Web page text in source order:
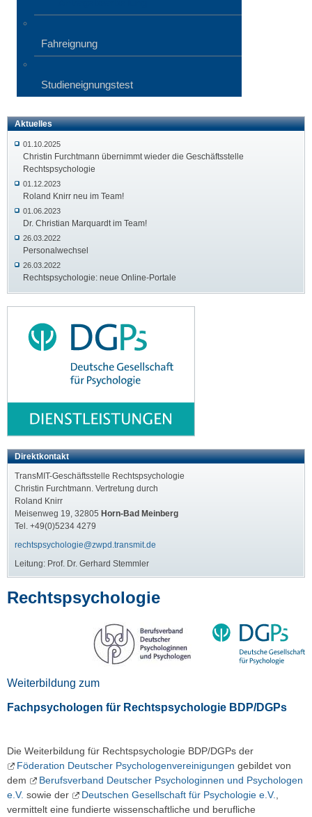
Fahreignung
Studieneignungstest
Aktuelles
01.10.2025
Christin Furchtmann übernimmt wieder die Geschäftsstelle
Rechtspsychologie
01.12.2023
Roland Knirr neu im Team!
01.06.2023
Dr. Christian Marquardt im Team!
26.03.2022
Personalwechsel
26.03.2022
Rechtspsychologie: neue Online-Portale
Direktkontakt
TransMIT-Geschäfts­stelle Rechts­psychologie
Christin Furchtmann. Vertretung durch
Roland Knirr
Meisenweg 19, 32805 Horn-Bad Meinberg
Tel. +49(0)5234 4279
rechtspsychologie@zwpd.transmit.de
Leitung: Prof. Dr. Gerhard Stemmler
Rechtspsychologie
Weiterbildung zum
Fachpsychologen für Rechtspsychologie BDP/DGPs
Die Weiterbildung für Rechtspsychologie BDP/DGPs der
Föderation Deutscher Psychologenvereinigungen gebildet von
dem
Berufs­verband Deutscher Psychologinnen und Psychologen
e.V. sowie der Deutschen Gesellschaft für Psychologie e.V.
vermittelt eine fundierte wissenschaftliche und berufliche